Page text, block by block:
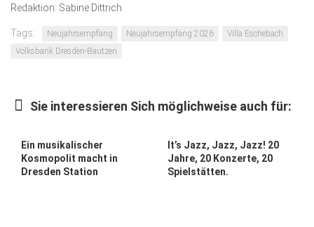
Redaktion: Sabine Dittrich
Tags: Neujahrsempfang Neujahrsempfang 2026
Villa Eschebach
Volksbank Dresden-Bautzen
Sie interessieren Sich möglichweise auch für:
Ein musikalischer
Kosmopolit macht in
Dresden Station
It’s Jazz, Jazz, Jazz! 20
Jahre, 20 Konzerte, 20
Spielstätten.